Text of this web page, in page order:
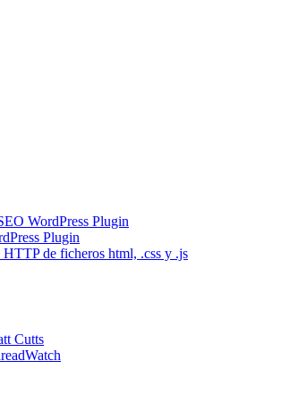
WordPress Plugin
Plugin
HTTP de ficheros html, .css y .js
Cutts